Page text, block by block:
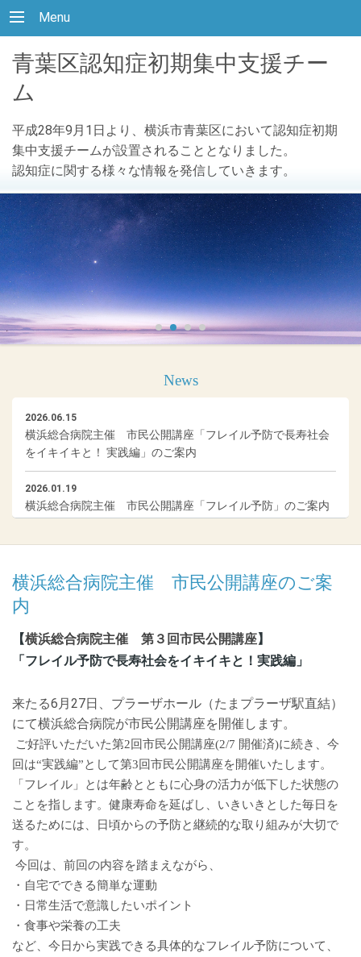
Menu
青葉区認知症初期集中支援チー
ム
平成28年9月1日より、横浜市青葉区において認知症初期
集中支援チームが設置されることとなりました。
認知症に関する様々な情報を発信していきます。
News
2026.06.15
横浜総合病院主催 市民公開講座「フレイル予防で長寿社会
をイキイキと！ 実践編」のご案内
2026.01.19
横浜総合病院主催 市民公開講座「フレイル予防」のご案内
2025.04.10
あおば健康フェス2025のご案内
2025.01.21
第29回青葉区・緑区認知症勉強会のお知らせ
2024.11.27
第28回青葉区・緑区認知症勉強会のお知らせ
第4回市民公開講座のご案内
2024.10.31
認知症サポーター養成講座のご案内
2024.08.31
第27回青葉区・緑区認知症勉強会のお知らせ
2024.08.30
「認知症と防災」のご案内
横浜総合病院主催 市民公開講座のご案
内
【横浜総合病院主催 第３回市民公開講座】
「フレイル予防で長寿社会をイキイキと！実践編」
来たる6月27日、プラーザホール（たまプラーザ駅直結）
にて横浜総合病院が市民公開講座を開催します。
ご好評いただいた第2回市民公開講座(2/7 開催済)に続き、今
回は“実践編”として第3回市民公開講座を開催いたします。
「フレイル」とは年齢とともに心身の活力が低下した状態の
ことを指します。健康寿命を延ばし、いきいきとした毎日を
送るためには、日頃からの予防と継続的な取り組みが大切で
す。
今回は、前回の内容を踏まえながら、
・自宅でできる簡単な運動
・日常生活で意識したいポイント
・食事や栄養の工夫
など、今日から実践できる具体的なフレイル予防について、